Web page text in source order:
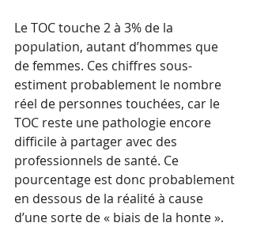
Le TOC touche 2 à 3% de la
population, autant d’hommes que
de femmes. Ces chiffres sous-
estiment probablement le nombre
réel de personnes touchées, car le
TOC reste une pathologie encore
difficile à partager avec des
professionnels de santé. Ce
pourcentage est donc probablement
en dessous de la réalité à cause
d’une sorte de « biais de la honte ».